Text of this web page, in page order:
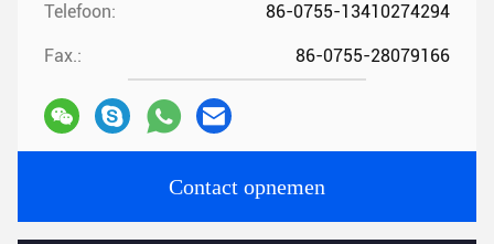
Telefoon: 86-0755-13410274294
Fax.: 86-0755-28079166
Contact opnemen